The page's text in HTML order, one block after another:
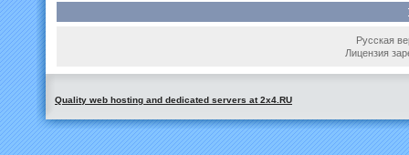
Русская
Лицензия
Quality web hosting and dedicated servers at 2x4.RU